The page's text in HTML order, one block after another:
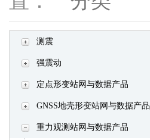
测震
强震动
定点形变站网与数据产品
GNSS地壳形变站网与数据产品
重力观测站网与数据产品